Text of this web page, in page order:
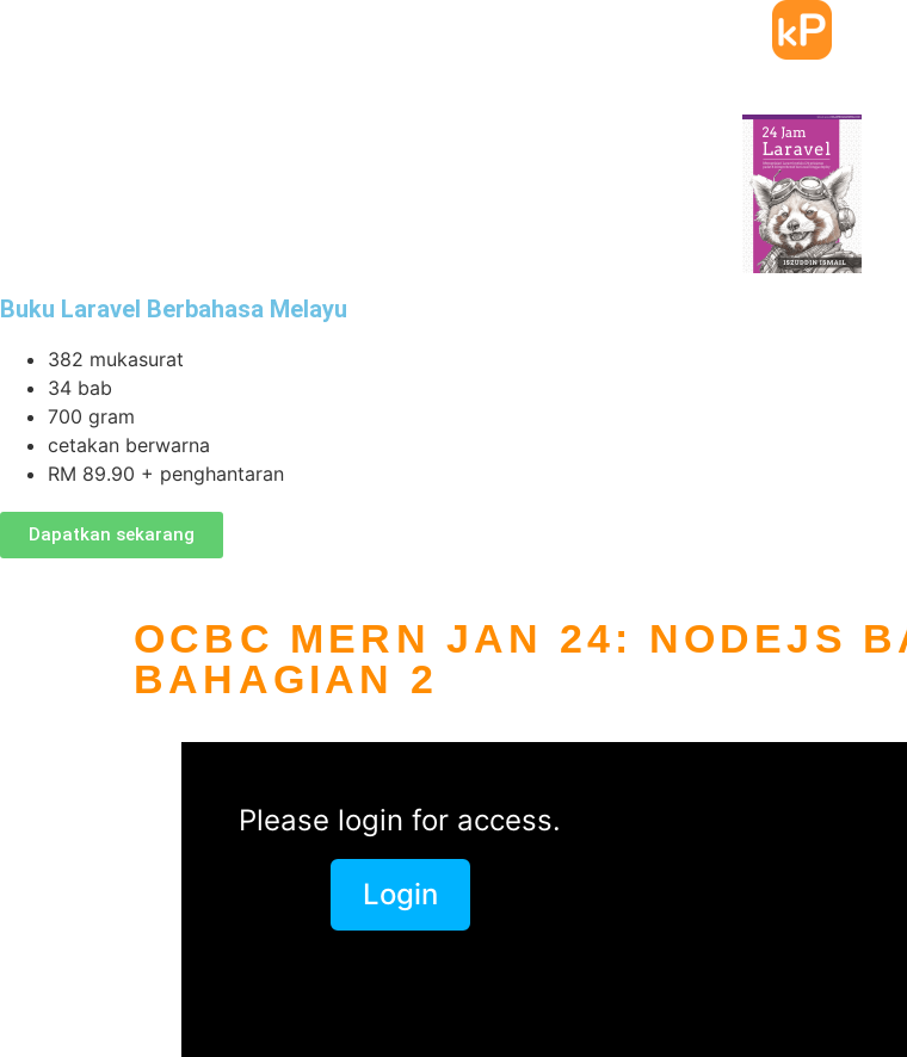
Buku Laravel Berbahasa Melayu
382 mukasurat
34 bab
700 gram
cetakan berwarna
RM 89.90 + penghantaran
Dapatkan sekarang
OCBC MERN JAN 24: NODEJS
BAHAGIAN 2
Please login for access.
Login